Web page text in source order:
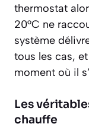
thermostat
20°C ne
système
tous les cas,
moment où il
Les
chauffe